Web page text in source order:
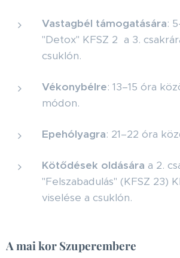
Vastagbél támogatására:
"Detox" KFSZ 2 a 3.
csuklón.
Vékonybélre: 13–15 óra
módon.
Epehólyagra: 21–22 óra
Kötődések oldására a 2.
"Felszabadulás" (KFSZ 23)
viselése a csuklón.
A mai kor Szuperembere